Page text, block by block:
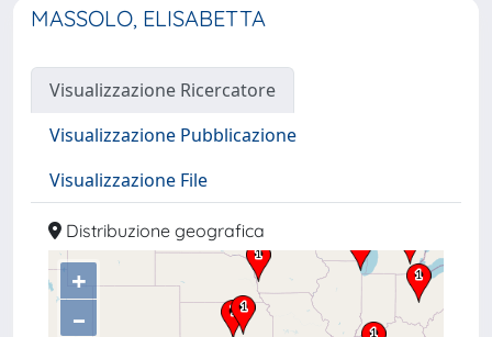
MASSOLO, ELISABETTA
Visualizzazione Ricercatore
Visualizzazione Pubblicazione
Visualizzazione File
Distribuzione geografica
+
–